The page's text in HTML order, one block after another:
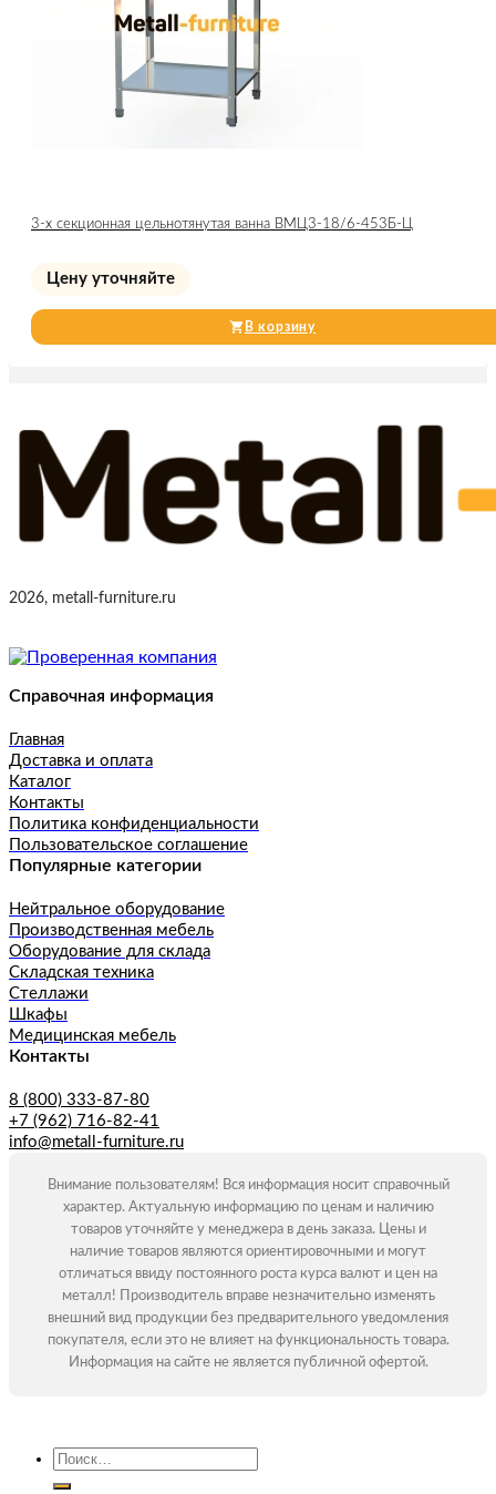
3-х секционная цельнотянутая ванна ВМЦ3-18/6-453Б-Ц
Цену уточняйте
В корзину
2026, metall-furniture.ru
Справочная информация
Главная
Доставка и оплата
Каталог
Контакты
Политика конфиденциальности
Пользовательское соглашение
Популярные категории
Нейтральное оборудование
Производственная мебель
Оборудование для склада
Складская техника
Стеллажи
Шкафы
Медицинская мебель
Контакты
8 (800) 333-87-80
+7 (962) 716-82-41
info@metall-furniture.ru
Внимание пользователям! Вся информация носит справочный
характер. Актуальную информацию по ценам и наличию
товаров уточняйте у менеджера в день заказа. Цены и
наличие товаров являются ориентировочными и могут
отличаться ввиду постоянного роста курса валют и цен на
металл! Производитель вправе незначительно изменять
внешний вид продукции без предварительного уведомления
покупателя, если это не влияет на функциональность товара.
Информация на сайте не является публичной офертой.
Искать: